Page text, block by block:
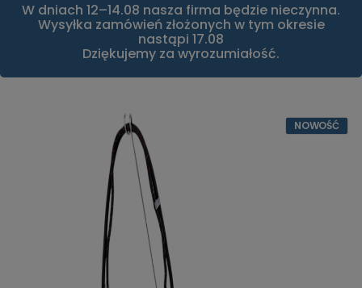
W dniach 12–14.08 nasza firma będzie nieczynna.
Wysyłka zamówień złożonych w tym okresie
nastąpi 17.08
Dziękujemy za wyrozumiałość.
NOWOŚĆ